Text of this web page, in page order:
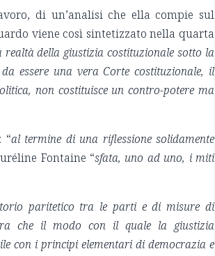
di un’analisi che ella compie sul
viene così sintetizzato nella quarta
della giustizia costituzionale sotto la
essere una vera Corte costituzionale, il
non costituisce un contro-potere ma
“al termine di una riflessione solidamente
Fontaine “sfata, uno ad uno, i miti
paritetico tra le parti e di misure di
che il modo con il quale la giustizia
con i principi elementari di democrazia e